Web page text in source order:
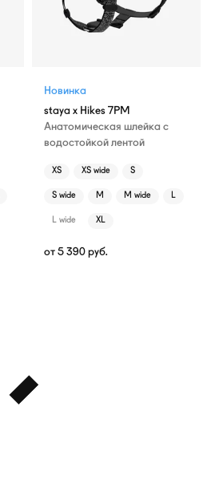
Новинка
staya x Hikes 7PM
Анатомическая шлейка с
водостойкой лентой
XS XS wide S
S wide M M wide L
L wide XL
от 5 390 руб.